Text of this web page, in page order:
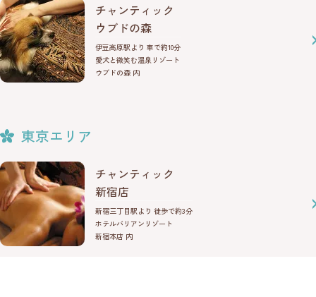
チャンティック
ウブドの森
伊豆高原駅より 車で約10分
愛犬と微笑む温泉リゾート
ウブドの森 内
東京エリア
チャンティック
新宿店
新宿三丁目駅より 徒歩で約3分
ホテルバリアンリゾート
新宿本店 内